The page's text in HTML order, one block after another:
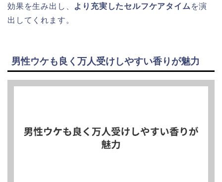
効果を生み出し、 より充実したセルフケアタイム を演
出してくれます。
男性ウケも良く万人受けしやすい香りが魅力